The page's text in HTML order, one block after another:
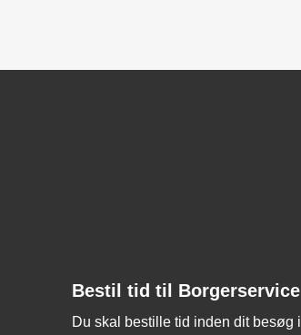
Bestil tid til Borgerservice
Du skal bestille tid inden dit besøg i